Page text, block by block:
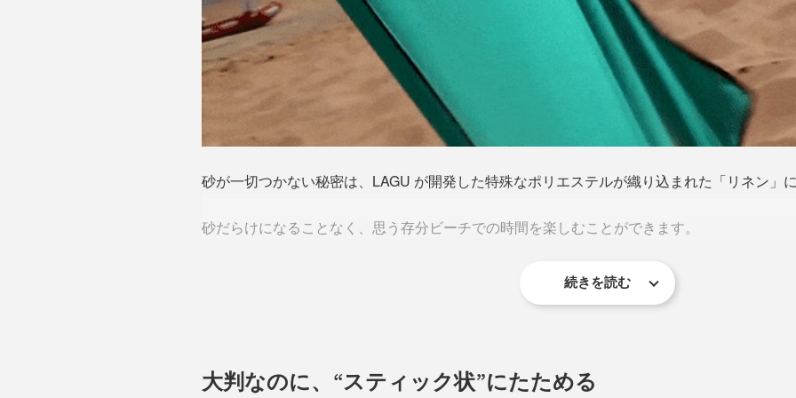
砂が一切つかない秘密は、LAGU が開発した特殊なポリエステルが織り込まれた「リネン」
砂だらけになることなく、思う存分ビーチでの時間を楽しむことができます。
続きを読む
大判なのに、“スティック状”にたためる